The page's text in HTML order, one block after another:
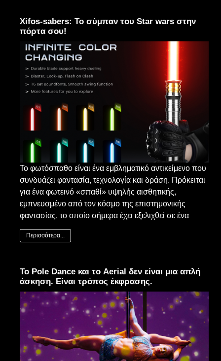
Xifos-sabers: Το σύμπαν του Star wars στην
πόρτα σου!
Το φωτόσπαθο είναι ένα εμβληματικό αντικείμενο που
συνδυάζει φαντασία, τεχνολογία και δράση. Πρόκειται
για ένα φωτεινό «σπαθί» υψηλής αισθητικής,
εμπνευσμένο από τον κόσμο της επιστημονικής
φαντασίας, το οποίο σήμερα έχει εξελιχθεί σε ένα
Περισσότερα...
Το Pole Dance και το Aerial δεν είναι μια απλή
άσκηση. Είναι τρόπος έκφρασης.